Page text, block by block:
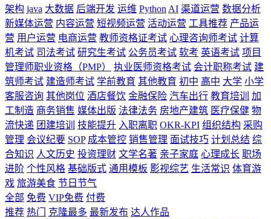
架构 java 大数据 后端开发 运维 Python AI 渠道运营 数据分析
新媒体运营 内容运营 短视频运营 活动运营 工具推荐 产品运
营 用户运营 电商运营 教师资格证考试 心理咨询师考试 计算
机考试 司法考试 研究生考试 公务员考试 软考 英语考试 项目
管理师职业资格（PMP）
执业医师资格考试 会计职称考试 建
筑师考试 建造师考试 学前教育 其他教育 初中 高中 大学 小学
客服咨询 其他岗位 酒店餐饮 金融保险 汽车出行 教育培训
加
工制造 商务销售 媒体出版 法律法务 房地产建筑 医疗保健 物
流快递 团建培训 技能提升 入职离职 OKR-KPI 组织结构 采购
管理 会议纪要 SOP 成本管控 销售管理 面试技巧 计划总结 综
合知识 人文历史 投资理财 文学名著 亲子家庭 心理成长 职场
进阶 个性风格 基础版式 通用模板 影视综艺 生活常识 体育游
戏 旅游美食 节日节气
全部 免费 VIP免费 付费
推荐 热门 克隆最多 最新发布 达人作品